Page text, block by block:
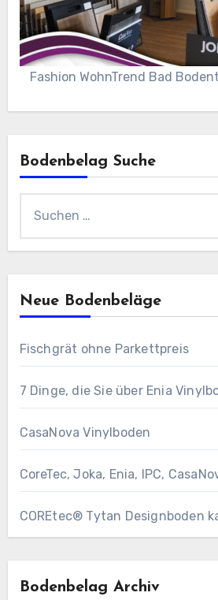
Fashion WohnTrend Bad
Bodenbelag Suche
Neue Bodenbeläge
Fischgrät ohne Parkettpreis
7 Dinge, die Sie über Enia
CasaNova Vinylboden
CoreTec, Joka, Enia, IPC,
COREtec® Tytan Designboden
Bodenbelag Archiv